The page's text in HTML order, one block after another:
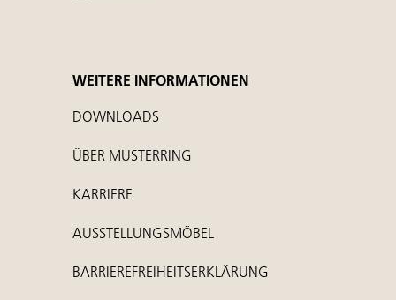
WEITERE INFORMATIONEN
DOWNLOADS
ÜBER MUSTERRING
KARRIERE
AUSSTELLUNGSMÖBEL
BARRIEREFREIHEITSERKLÄRUNG